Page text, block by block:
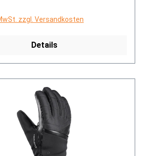
zzgl. Versandkosten
Details